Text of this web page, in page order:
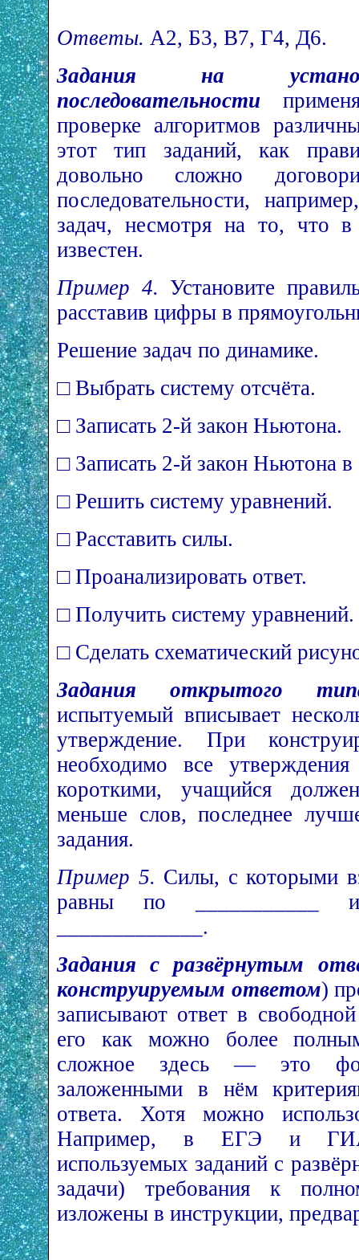
Ответы. А2, Б3, В7, Г4, Д6.
Задания на
последовательности
проверке алгоритмов
этот тип заданий, как
довольно сложно
последовательности,
задач, несмотря на то, что
известен.
Пример 4. Установите
расставив цифры в
Решение задач по динамике.
□ Выбрать систему отсчёта.
□ Записать 2-й закон Ньютона.
□ Записать 2-й закон Ньютона
□ Решить систему уравнений.
□ Расставить силы.
□ Проанализировать ответ.
□ Получить систему уравнений.
□ Сделать схематический
Задания открытого
испытуемый вписывает
утверждение. При
необходимо все
короткими, учащийся
меньше слов, последнее
задания.
Пример 5. Силы, с которыми
равны по ___________
_____________.
Задания с развёрнутым
конструируемым ответом)
записывают ответ в
его как можно более
сложное здесь — это
заложенными в нём
ответа. Хотя можно
Например, в ЕГЭ и ГИА
используемых заданий с
задачи) требования к
изложены в инструкции,